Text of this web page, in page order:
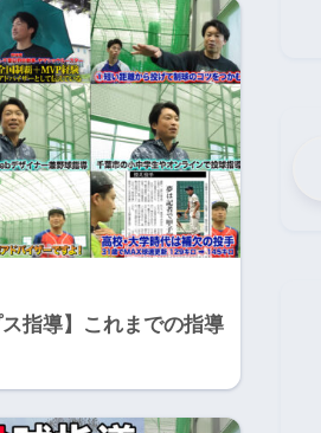
指導】これまでの指導